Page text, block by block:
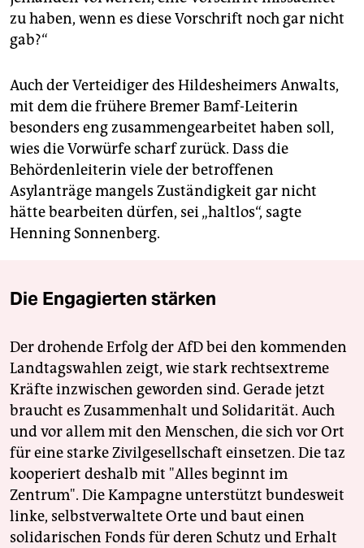
zu haben, wenn es diese Vorschrift noch gar nicht
gab?“
Auch der Verteidiger des Hildesheimers Anwalts,
mit dem die frühere Bremer Bamf-Leiterin
besonders eng zusammengearbeitet haben soll,
wies die Vorwürfe scharf zurück. Dass die
Behördenleiterin viele der betroffenen
Asylanträge mangels Zuständigkeit gar nicht
hätte bearbeiten dürfen, sei „haltlos“, sagte
Henning Sonnenberg.
Die Engagierten stärken
Der drohende Erfolg der AfD bei den kommenden
Landtagswahlen zeigt, wie stark rechtsextreme
Kräfte inzwischen geworden sind. Gerade jetzt
braucht es Zusammenhalt und Solidarität. Auch
und vor allem mit den Menschen, die sich vor Ort
für eine starke Zivilgesellschaft einsetzen. Die taz
kooperiert deshalb mit "Alles beginnt im
Zentrum". Die Kampagne unterstützt bundesweit
linke, selbstverwaltete Orte und baut einen
solidarischen Fonds für deren Schutz und Erhalt